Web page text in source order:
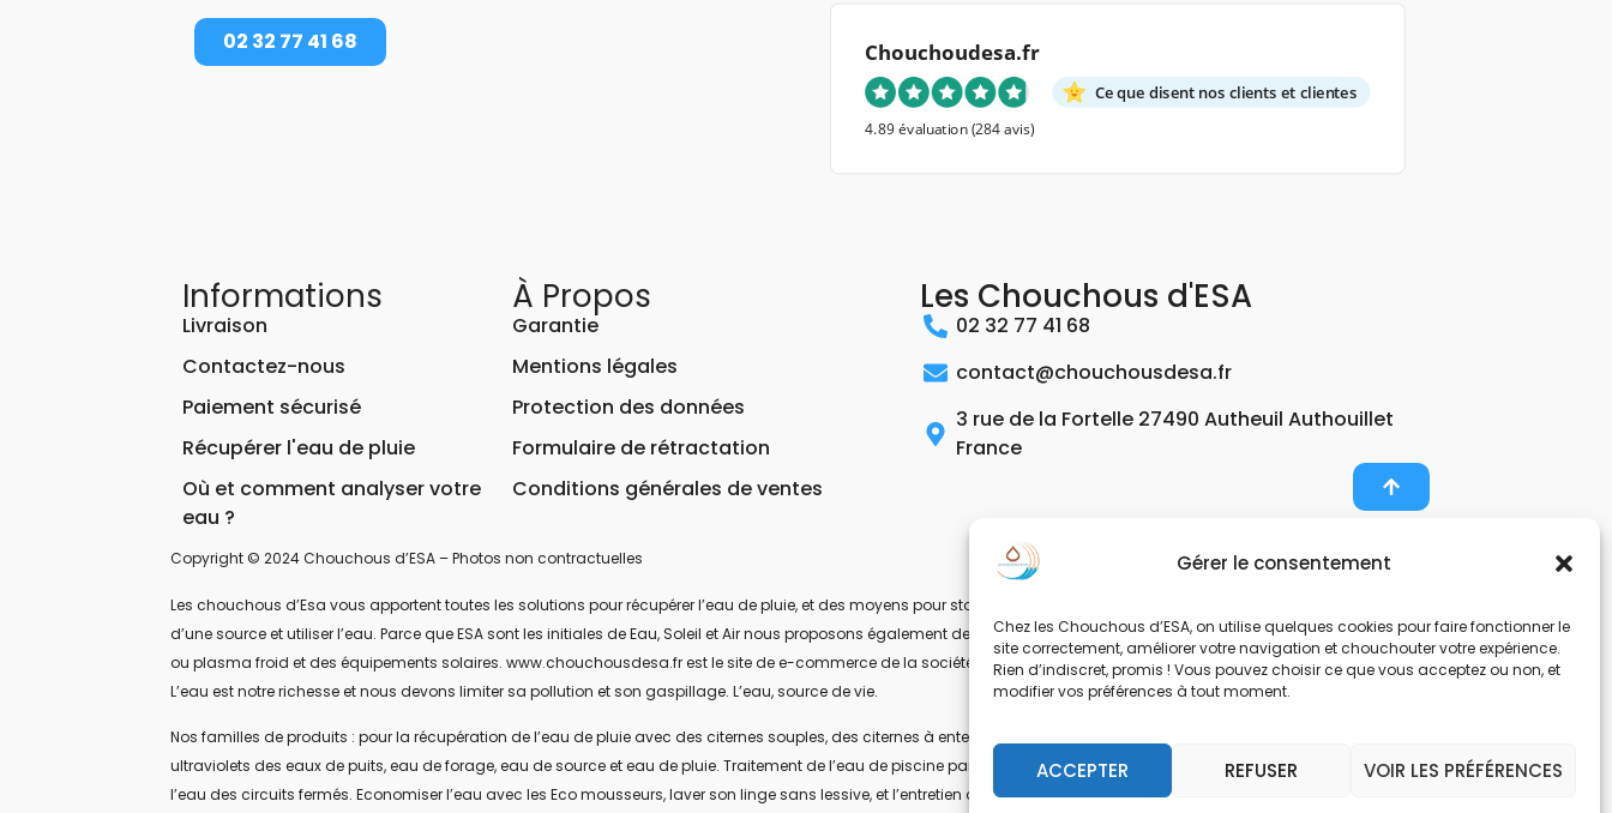
Gérer le consentement
Chez les Chouchous d’ESA, on utilise quelques cookies pour faire fonctionner le
site correctement, améliorer votre navigation et chouchouter votre expérience.
Rien d’indiscret, promis ! Vous pouvez choisir ce que vous acceptez ou non, et
modifier vos préférences à tout moment.
ACCEPTER REFUSER VOIR LES PRÉFÉRENCES
02 32 77 41 68 Chouchoudesa.fr
Ce que disent nos clients et clientes
4.89 évaluation(284 avis)
Informations
Livraison
Contactez-nous
Paiement sécurisé
Récupérer l'eau de pluie
Où et comment analyser votre
eau ?
À Propos
Garantie
Mentions légales
Protection des données
Formulaire de rétractation
Conditions générales de ventes
Les Chouchous d'ESA
02 32 77 41 68
contact@chouchousdesa.fr
3 rue de la Fortelle 27490 Autheuil Authouillet
France
Copyright © 2024 Chouchous d’ESA – Photos non contractuelles
Les chouchous d’Esa vous apportent toutes les solutions pour récupérer l’eau de pluie, et des moyens pour stocker, filtrer, traiter et potabiliser l’eau d’un forage, d’un puits ou
d’une source et utiliser l’eau. Parce que ESA sont les initiales de Eau, Soleil et Air nous proposons également des équipements pour décontaminer de l’air par photocatalyse
ou plasma froid et des équipements solaires. www.chouchousdesa.fr est le site de e-commerce de la société ESA Evolutions, une entreprise Normande au service de l’eau.
L’eau est notre richesse et nous devons limiter sa pollution et son gaspillage. L’eau, source de vie.
Nos familles de produits : pour la récupération de l’eau de pluie avec des citernes souples, des citernes à enterrer, ou des citernes hors sol. Filtration et potabilisation par
ultraviolets des eaux de puits, eau de forage, eau de source et eau de pluie. Traitement de l’eau de piscine par UV-C. Les pompes et gestionnaire d’eau. Anticalcaire, clarifier
l’eau des circuits fermés. Economiser l’eau avec les Eco mousseurs, laver son linge sans lessive, et l’entretien de la maison et de locaux avec des microfibres.